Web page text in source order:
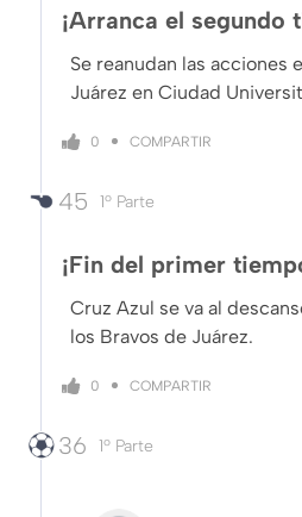
¡Arranca el segundo
Se reanudan las acciones
Juárez en Ciudad
0 COMPARTIR
45 1º Parte
¡Fin del primer
Cruz Azul se va al
los Bravos de Juárez.
0 COMPARTIR
36 1º Parte